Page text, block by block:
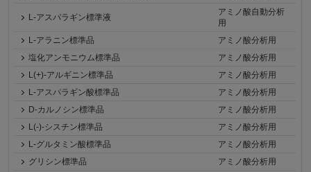
L-アスパラギン標準液
アミノ酸自動分析
用
L-アラニン標準品
アミノ酸分析用
塩化アンモニウム標準品
アミノ酸分析用
L(+)-アルギニン標準品
アミノ酸分析用
L-アスパラギン酸標準品
アミノ酸分析用
D-カルノシン標準品
アミノ酸分析用
L(-)-シスチン標準品
アミノ酸分析用
L-グルタミン酸標準品
アミノ酸分析用
グリシン標準品
アミノ酸分析用